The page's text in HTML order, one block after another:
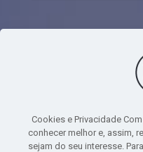
© 2020 - Yoshie & Maia
05.459.716/0001-75
PAVIMENTO - CEP 06.020-
Cookies e Privacidade
conhecer melhor e, assim,
sejam do seu interesse.